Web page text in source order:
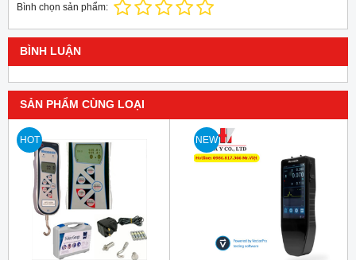
Bình chọn sản phẩm:
BÌNH LUẬN
SẢN PHẨM CÙNG LOẠI
HOT NEW